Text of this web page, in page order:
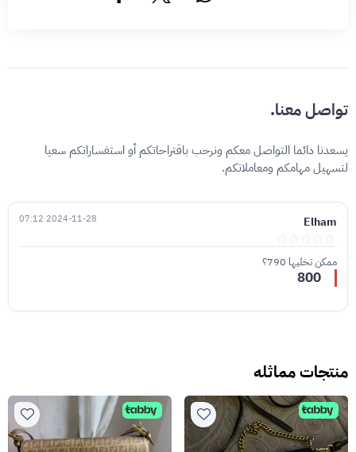
تواصل معنا.
يسعدنا دائما التواصل معكم ونرحب باقتراحاتكم أو استفساراتكم سعيا
لتسهيل مهامكم ومعاملاتكم.
Elham
2024-11-28 07:12
ممكن تخليها 790؟
800
منتجات مماثله